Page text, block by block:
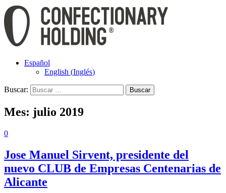
Español
English (Inglés)
Buscar:
Mes: julio 2019
0
Jose Manuel Sirvent, presidente del
nuevo CLUB de Empresas Centenarias de
Alicante